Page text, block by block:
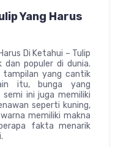
Yang Harus
Di Ketahui – Tulip
populer di dunia.
tampilan yang cantik
itu, bunga yang
ini juga memiliki
seperti kuning,
memiliki makna
fakta menarik